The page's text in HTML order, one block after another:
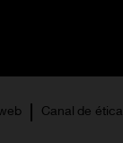
Canal de ética